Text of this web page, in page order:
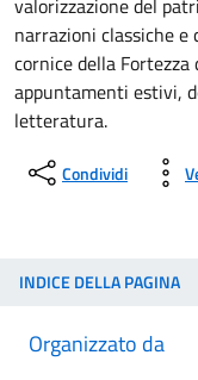
valorizzazione del
narrazioni classiche e
cornice della Fortezza
appuntamenti estivi,
letteratura.
Condividi
INDICE DELLA PAGINA
Organizzato da